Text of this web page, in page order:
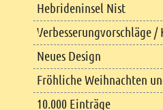
Hebrideninsel Nist
Verbesserungvorschläge
Neues Design
Fröhliche Weihnachten
10.000 Einträge